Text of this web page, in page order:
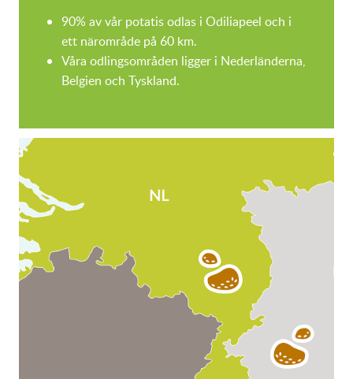
90% av vår potatis odlas i Odiliapeel och i
ett närområde på 60 km.
Våra odlingsområden ligger i Nederländerna,
Belgien och Tyskland.